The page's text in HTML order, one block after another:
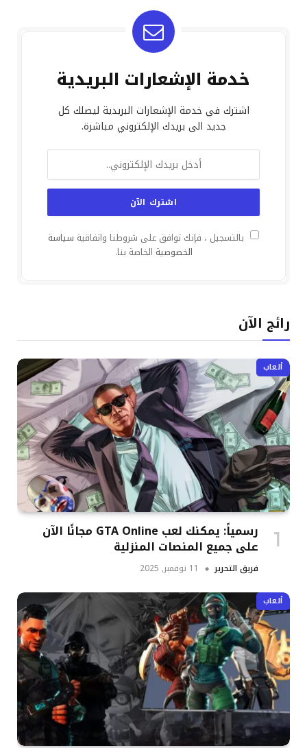
خدمة الإشعارات البريدية
اشترك في خدمة الإشعارات البريدية ليصلك كل
جديد الى بريدك الإلكتروني مباشرة.
بالتسجيل ، فإنك توافق على شروطنا واتفاقية سياسة
الخصوصية الخاصة بنا.
رائج الآن
ألعاب
رسمياً: يمكنك لعب GTA Online مجانًا الآن
على جميع المنصات المنزلية
فريق التحرير 11 نوفمبر, 2025
ألعاب